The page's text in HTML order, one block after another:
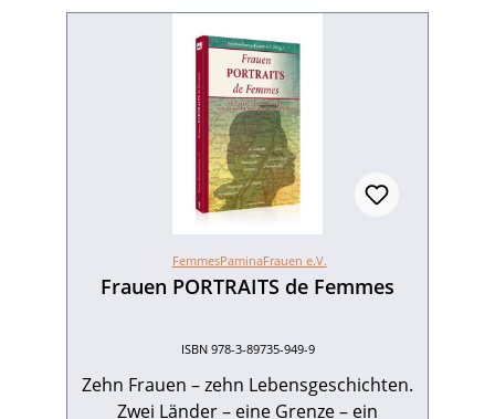
FemmesPaminaFrauen e.V.
Frauen PORTRAITS de Femmes
ISBN 978-3-89735-949-9
Zehn Frauen – zehn Lebensgeschichten.
Zwei Länder – eine Grenze – ein